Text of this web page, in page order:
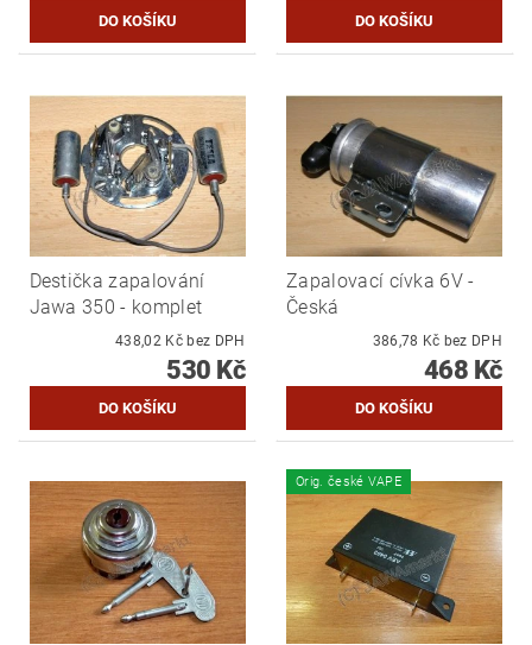
Destička zapalování
Jawa 350 - komplet
438,02 Kč bez DPH
530 Kč
Zapalovací cívka 6V -
Česká
386,78 Kč bez DPH
468 Kč
Orig. české VAPE